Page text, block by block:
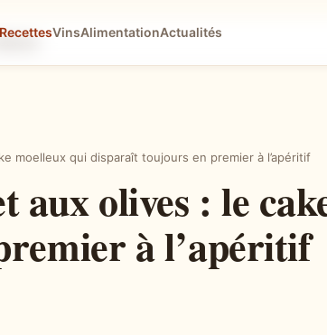
RecettesVinsAlimentationActualités
moelleux qui disparaît toujours en premier à l’apéritif
aux olives : le
à l’apéritif